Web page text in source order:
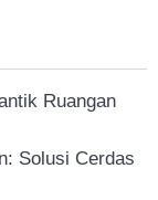
Ruangan
Solusi Cerdas